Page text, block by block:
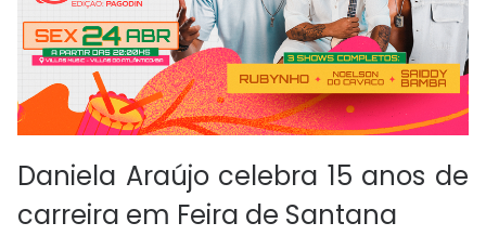
Daniela Araújo celebra 15 anos de
carreira em Feira de Santana